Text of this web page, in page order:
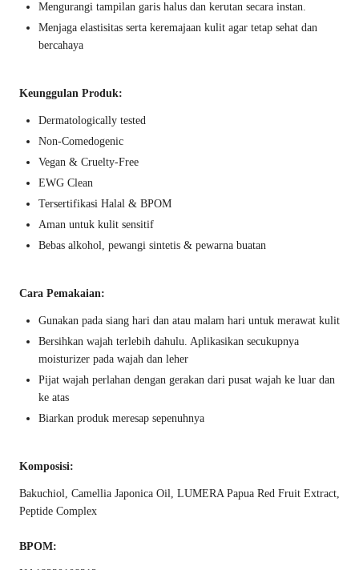
Mengurangi tampilan garis halus dan kerutan secara instan.
Menjaga elastisitas serta keremajaan kulit agar tetap sehat dan
bercahaya
Keunggulan Produk:
Dermatologically tested
Non-Comedogenic
Vegan & Cruelty-Free
EWG Clean
Tersertifikasi Halal & BPOM
Aman untuk kulit sensitif
Bebas alkohol, pewangi sintetis & pewarna buatan
Cara Pemakaian:
Gunakan pada siang hari dan atau malam hari untuk merawat kulit
Bersihkan wajah terlebih dahulu. Aplikasikan secukupnya
moisturizer pada wajah dan leher
Pijat wajah perlahan dengan gerakan dari pusat wajah ke luar dan
ke atas
Biarkan produk meresap sepenuhnya
Komposisi:
Bakuchiol, Camellia Japonica Oil, LUMERA Papua Red Fruit Extract,
Peptide Complex
BPOM: